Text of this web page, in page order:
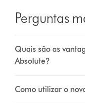
Perguntas
Quais são as
Absolute?
Como utilizar o